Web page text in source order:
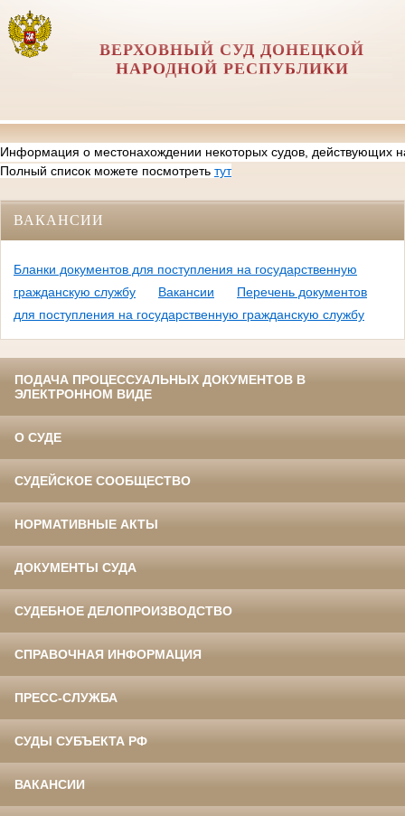
ВЕРХОВНЫЙ CУД ДОНЕЦКОЙ
НАРОДНОЙ РЕСПУБЛИКИ
Информация о местонахождении некоторых судов, действующих
Полный список можете посмотреть тут
ВАКАНСИИ
Бланки документов для поступления на государственную
гражданскую службу
Вакансии
Перечень документов
для поступления на государственную гражданскую службу
ПОДАЧА ПРОЦЕССУАЛЬНЫХ ДОКУМЕНТОВ В
ЭЛЕКТРОННОМ ВИДЕ
О СУДЕ
СУДЕЙСКОЕ СООБЩЕСТВО
НОРМАТИВНЫЕ АКТЫ
ДОКУМЕНТЫ СУДА
СУДЕБНОЕ ДЕЛОПРОИЗВОДСТВО
СПРАВОЧНАЯ ИНФОРМАЦИЯ
ПРЕСС-СЛУЖБА
СУДЫ СУБЪЕКТА РФ
ВАКАНСИИ